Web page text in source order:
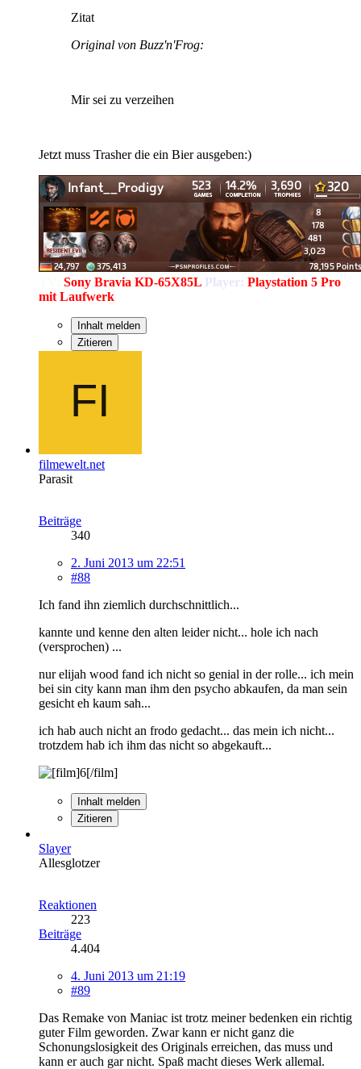
Zitat
Original von Buzz'n'Frog:
Mir sei zu verzeihen
Jetzt muss Trasher die ein Bier ausgeben:)
Sony Bravia KD-65X85L Player: Playstation 5 Pro
mit Laufwerk
Inhalt melden
Zitieren
filmewelt.net
Parasit
Beiträge
340
2. Juni 2013 um 22:51
#88
Ich fand ihn ziemlich durchschnittlich...
kannte und kenne den alten leider nicht... hole ich nach
(versprochen) ...
nur elijah wood fand ich nicht so genial in der rolle... ich mein
bei sin city kann man ihm den psycho abkaufen, da man sein
gesicht eh kaum sah...
ich hab auch nicht an frodo gedacht... das mein ich nicht...
trotzdem hab ich ihm das nicht so abgekauft...
Inhalt melden
Zitieren
Slayer
Allesglotzer
Reaktionen
223
Beiträge
4.404
4. Juni 2013 um 21:19
#89
Das Remake von Maniac ist trotz meiner bedenken ein richtig
guter Film geworden. Zwar kann er nicht ganz die
Schonungslosigkeit des Originals erreichen, das muss und
kann er auch gar nicht. Spaß macht dieses Werk allemal.